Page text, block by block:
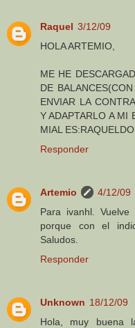
Raquel 3/12/09
HOLA ARTEMIO,
ME HE
DE
ENVIAR LA
Y ADAPTARLO A MI
MIAL
Responder
Artemio
4/12/09
Para ivanhl.
porque con el
Saludos.
Responder
Unknown 18/12/09
Hola, muy buena